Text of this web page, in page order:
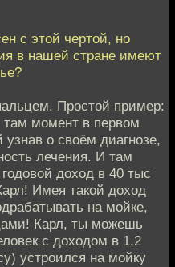
с этой чертой, но
в нашей стране имеют
Простой пример:
там момент в первом
узнав о своём диагнозе,
лечения. И там
доход в 40 тыс
Имея такой доход
на мойке,
Карл, ты можешь
с доходом в 1,2
устроился на мойку